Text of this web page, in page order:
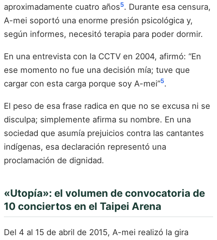
aproximadamente cuatro años5. Durante esa censura,
A-mei soportó una enorme presión psicológica y,
según informes, necesitó terapia para poder dormir.
En una entrevista con la CCTV en 2004, afirmó: “En
ese momento no fue una decisión mía; tuve que
cargar con esta carga porque soy A-mei”5.
El peso de esa frase radica en que no se excusa ni se
disculpa; simplemente afirma su nombre. En una
sociedad que asumía prejuicios contra las cantantes
indígenas, esa declaración representó una
proclamación de dignidad.
«Utopía»: el volumen de convocatoria de
10 conciertos en el Taipei Arena
Del 4 al 15 de abril de 2015, A-mei realizó la gira